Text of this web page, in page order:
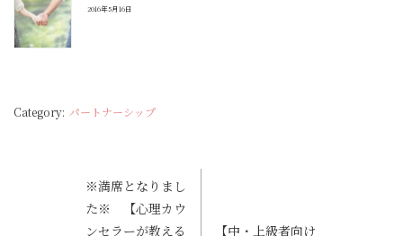
2016年5月16日
パートナーシップ
※満席となりまし
た※ 【心理カウ
ンセラーが教える
【中・上級者向け